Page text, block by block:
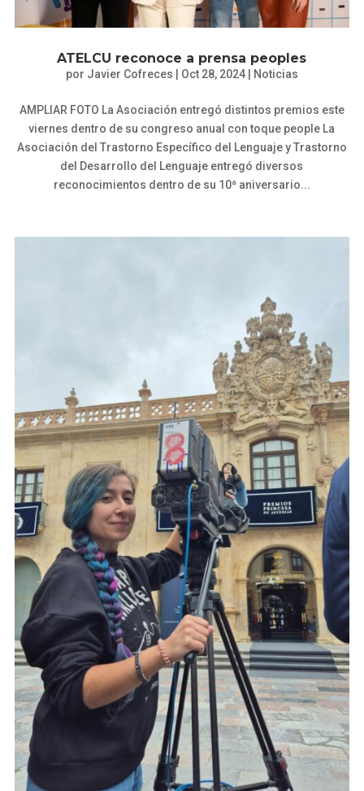
ATELCU reconoce a prensa peoples
por Javier Cofreces | Oct 28, 2024| Noticias
AMPLIAR FOTO La Asociación entregó distintos premios este
viernes dentro de su congreso anual con toque people La
Asociación del Trastorno Específico del Lenguaje y Trastorno
del Desarrollo del Lenguaje entregó diversos
reconocimientos dentro de su 10ª aniversario...